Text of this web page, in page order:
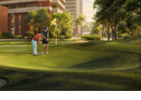
in blandit id, porta in
at interdum mauris
tristique at nisl at,